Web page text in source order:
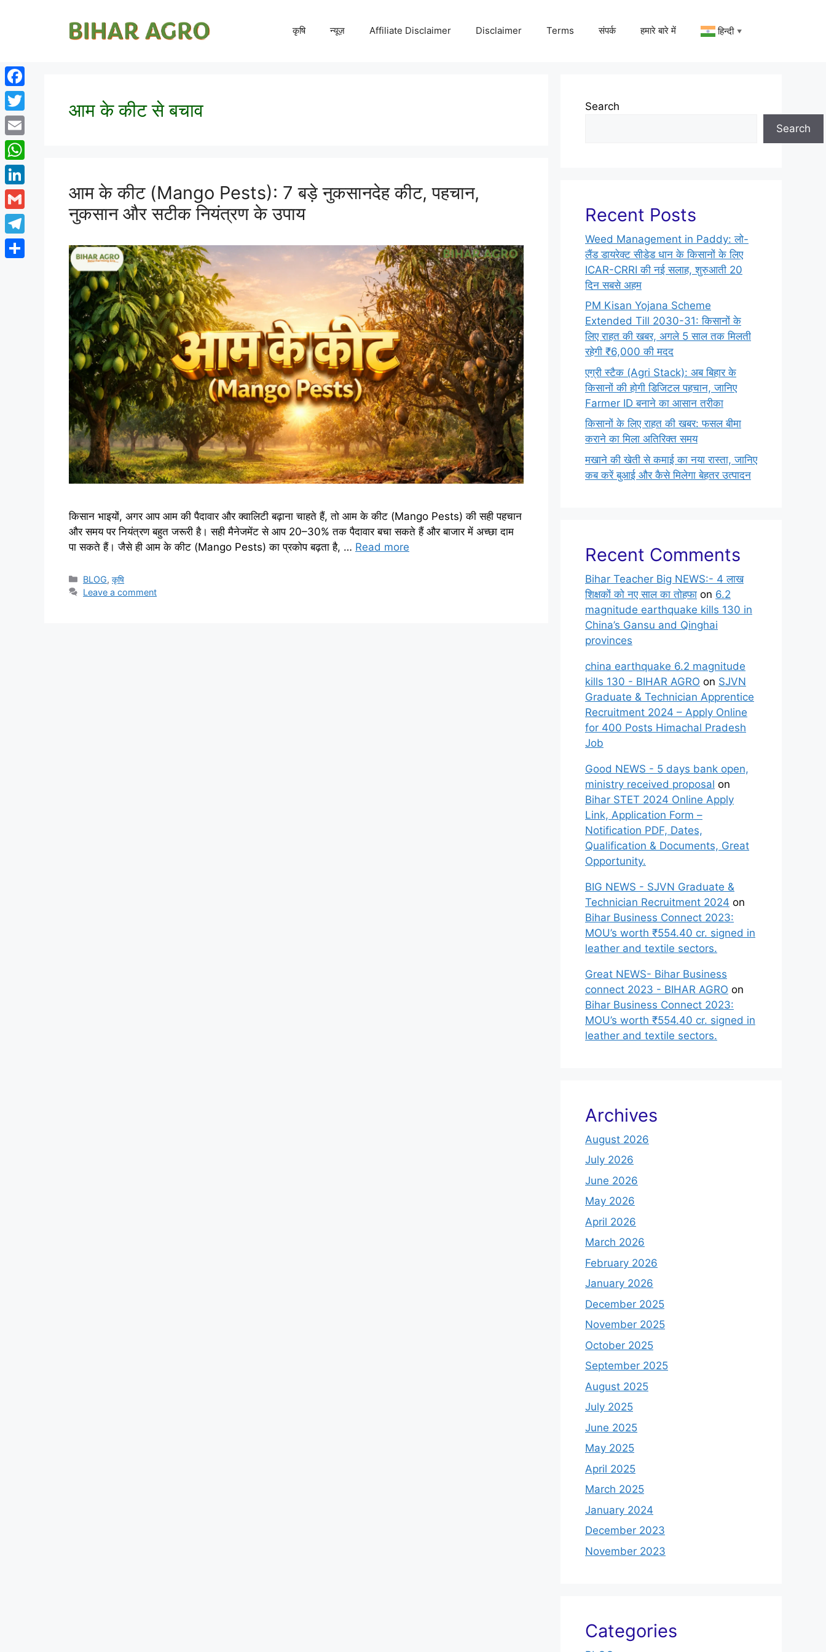
कृषि न्यूज़ Affiliate Disclaimer Disclaimer Terms संपर्क हमारे बारे में हिन्दी ▼
आम के कीट से बचाव
आम के कीट (Mango Pests): 7 बड़े नुकसानदेह कीट, पहचान,
नुकसान और सटीक नियंत्रण के उपाय
किसान भाइयों, अगर आप आम की पैदावार और क्वालिटी बढ़ाना चाहते हैं, तो आम के कीट (Mango Pests) की सही पहचान
और समय पर नियंत्रण बहुत जरूरी है। सही मैनेजमेंट से आप 20–30% तक पैदावार बचा सकते हैं और बाजार में अच्छा दाम
पा सकते हैं। जैसे ही आम के कीट (Mango Pests) का प्रकोप बढ़ता है, … Read more
BLOG,कृषि
Leave a comment
Search
Search
Recent Posts
Weed Management in Paddy: लो-
लैंड डायरेक्ट सीडेड धान के किसानों के लिए
ICAR-CRRI की नई सलाह, शुरुआती 20
दिन सबसे अहम
PM Kisan Yojana Scheme
Extended Till 2030-31: किसानों के
लिए राहत की खबर, अगले 5 साल तक मिलती
रहेगी ₹6,000 की मदद
एग्री स्टैक (Agri Stack): अब बिहार के
किसानों की होगी डिजिटल पहचान, जानिए
Farmer ID बनाने का आसान तरीका
किसानों के लिए राहत की खबर: फसल बीमा
कराने का मिला अतिरिक्त समय
मखाने की खेती से कमाई का नया रास्ता, जानिए
कब करें बुआई और कैसे मिलेगा बेहतर उत्पादन
Recent Comments
Bihar Teacher Big NEWS:- 4 लाख
शिक्षकों को नए साल का तोहफा on 6.2
magnitude earthquake kills 130 in
China’s Gansu and Qinghai
provinces
china earthquake 6.2 magnitude
kills 130 - BIHAR AGRO on SJVN
Graduate & Technician Apprentice
Recruitment 2024 – Apply Online
for 400 Posts Himachal Pradesh
Job
Good NEWS - 5 days bank open,
ministry received proposal on
Bihar STET 2024 Online Apply
Link, Application Form –
Notification PDF, Dates,
Qualification & Documents, Great
Opportunity.
BIG NEWS - SJVN Graduate &
Technician Recruitment 2024 on
Bihar Business Connect 2023:
MOU’s worth ₹554.40 cr. signed in
leather and textile sectors.
Great NEWS- Bihar Business
connect 2023 - BIHAR AGRO on
Bihar Business Connect 2023:
MOU’s worth ₹554.40 cr. signed in
leather and textile sectors.
Archives
August 2026
July 2026
June 2026
May 2026
April 2026
March 2026
February 2026
January 2026
December 2025
November 2025
October 2025
September 2025
August 2025
July 2025
June 2025
May 2025
April 2025
March 2025
January 2024
December 2023
November 2023
Categories
Facebook
Twitter
Email
WhatsApp
LinkedIn
Gmail
Telegram